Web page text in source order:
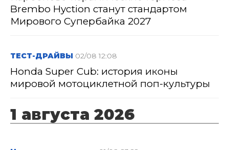
Brembo Hyction станут стандартом
Мирового Супербайка 2027
ТЕСТ-ДРАЙВЫ 02/08 12:08
Honda Super Cub: история иконы
мировой мотоциклетной поп-культуры
1 августа 2026